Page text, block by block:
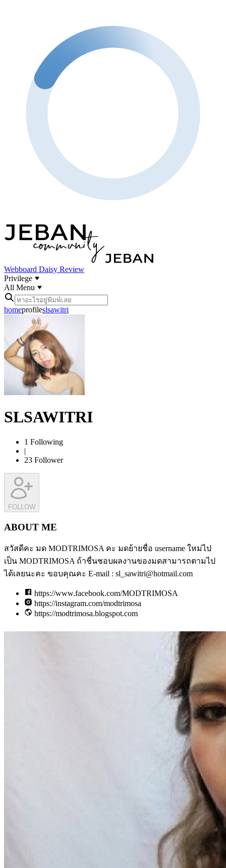
Webboard Daisy Review
Privilege
All Menu
homeprofileslsawitri
SLSAWITRI
1 Following
|
23 Follower
FOLLOW
ABOUT ME
สวัสดีคะ มด MODTRIMOSA คะ มดย้ายชื่อ username ใหม่ไป
เป็น MODTRIMOSA ถ้าชื่นชอบผลงานของมดสามารถตามไป
ได้เลยนะคะ ขอบคุณคะ E-mail : sl_sawitri@hotmail.com
https://www.facebook.com/MODTRIMOSA
https://instagram.com/modtrimosa
https://modtrimosa.blogspot.com